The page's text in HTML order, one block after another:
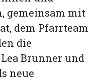
gemeinsam mit
dem Pfarrteam
die
Brunner und
neue